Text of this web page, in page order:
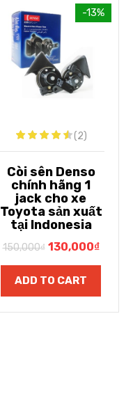
-13%
(2)
Còi sên Denso
chính hãng 1
jack cho xe
Toyota sản xuất
tại Indonesia
150,000₫ 130,000₫
ADD TO CART